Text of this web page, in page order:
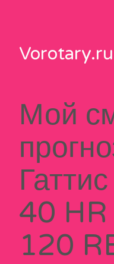
contentVorotary.ru
Мой
40 HR
120